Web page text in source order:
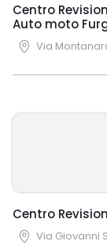
Centro
Auto moto
Via
Centro
Via Giovanni